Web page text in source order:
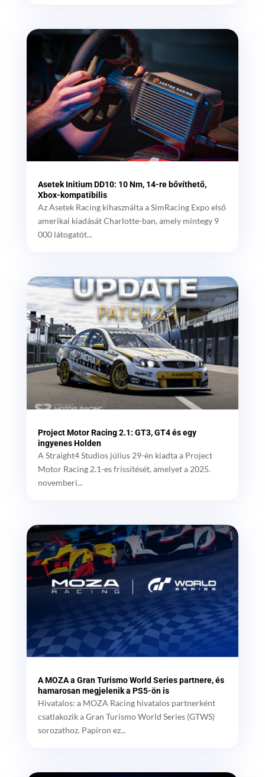
Asetek Initium DD10: 10 Nm, 14-re bővíthető,
Xbox-kompatibilis
Az Asetek Racing kihasználta a SimRacing Expo első
amerikai kiadását Charlotte-ban, amely mintegy 9
000 látogatót...
Project Motor Racing 2.1: GT3, GT4 és egy
ingyenes Holden
A Straight4 Studios július 29-én kiadta a Project
Motor Racing 2.1-es frissítését, amelyet a 2025.
novemberi...
A MOZA a Gran Turismo World Series partnere, és
hamarosan megjelenik a PS5-ön is
Hivatalos: a MOZA Racing hivatalos partnerként
csatlakozik a Gran Turismo World Series (GTWS)
sorozathoz. Papíron ez...